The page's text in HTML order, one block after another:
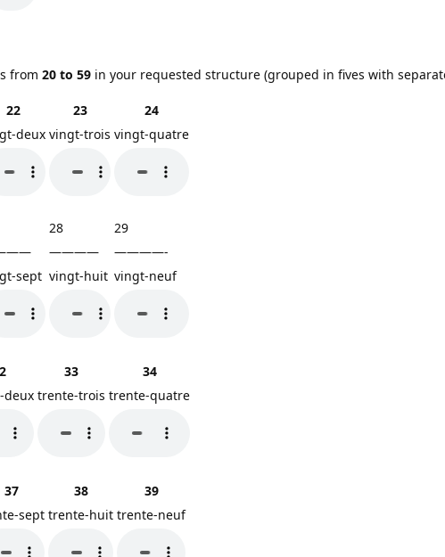
from 20 to 59 in your requested structure (grouped in fives with
22 23
24
deux vingt-trois vingt-quatre
28
29
————
————-
sept vingt-huit vingt-neuf
33
34
deux trente-trois trente-quatre
37 38
39
sept trente-huit trente-neuf